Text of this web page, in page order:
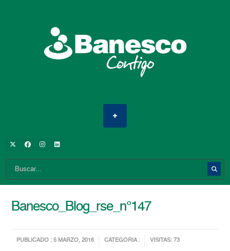
Banesco_Blog_rse_n°147
PUBLICADO : 5 MARZO, 2016 CATEGORIA : VISITAS: 73